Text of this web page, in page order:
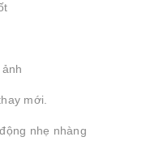
mới.
nhẹ nhàng